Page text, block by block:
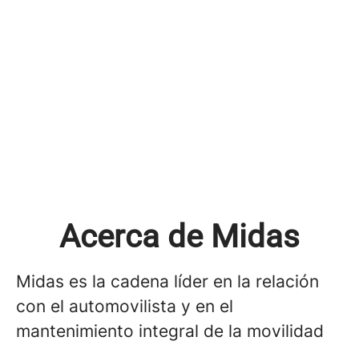
Acerca de Midas
Midas es la cadena líder en la relación
con el automovilista y en el
mantenimiento integral de la movilidad